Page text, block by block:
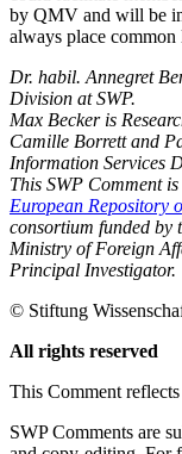
by QMV and will be
always place common
Dr. habil. Annegret
Division at SWP.
Max Becker is
Camille Borrett and
Information Services
This SWP Comment
European Repository
consortium funded by
Ministry of Foreign
Principal Investigator.
© Stiftung
All rights reserved
This Comment
SWP Comments are